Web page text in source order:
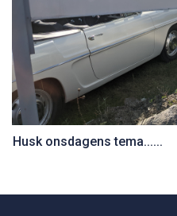
Husk onsdagens tema......